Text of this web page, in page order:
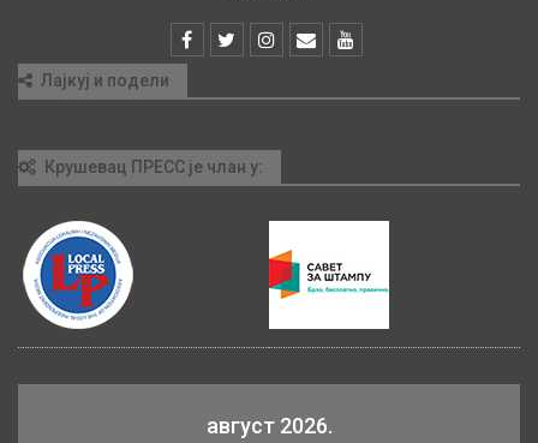
Лајкуј и подели
Крушевац ПРЕСС је члан у:
август 2026.